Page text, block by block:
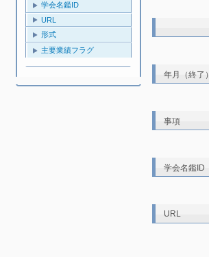
学会名鑑ID
URL
形式
主要業績フラグ
年月（終了）
事項
学会名鑑ID
URL